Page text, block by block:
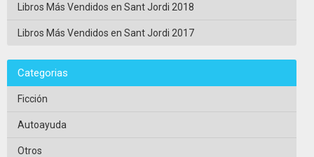
Libros Más Vendidos en Sant Jordi 2018
Libros Más Vendidos en Sant Jordi 2017
Categorias
Ficción
Autoayuda
Otros